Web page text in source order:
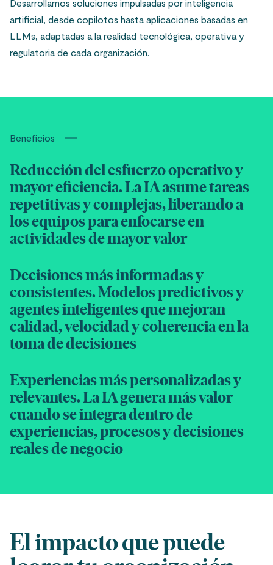
Desarrollamos soluciones impulsadas por inteligencia
artificial, desde copilotos hasta aplicaciones basadas en
LLMs, adaptadas a la realidad tecnológica, operativa y
regulatoria de cada organización.
Beneficios
Reducción del esfuerzo operativo y
mayor eficiencia. La IA asume tareas
repetitivas y complejas, liberando a
los equipos para enfocarse en
actividades de mayor valor
Decisiones más informadas y
consistentes. Modelos predictivos y
agentes inteligentes que mejoran
calidad, velocidad y coherencia en la
toma de decisiones
Experiencias más personalizadas y
relevantes. La IA genera más valor
cuando se integra dentro de
experiencias, procesos y decisiones
reales de negocio
El impacto que puede